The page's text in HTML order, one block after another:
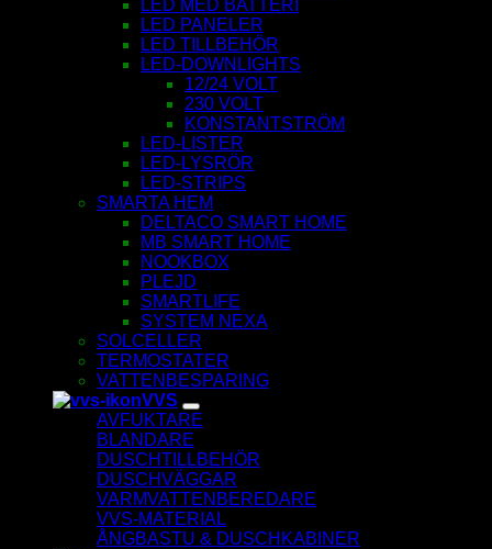
LED MED BATTERI
LED PANELER
LED TILLBEHÖR
LED-DOWNLIGHTS
12/24 VOLT
230 VOLT
KONSTANTSTRÖM
LED-LISTER
LED-LYSRÖR
LED-STRIPS
SMARTA HEM
DELTACO SMART HOME
MB SMART HOME
NOOKBOX
PLEJD
SMARTLIFE
SYSTEM NEXA
SOLCELLER
TERMOSTATER
VATTENBESPARING
VVS
AVFUKTARE
BLANDARE
DUSCHTILLBEHÖR
DUSCHVÄGGAR
VARMVATTENBEREDARE
VVS-MATERIAL
ÅNGBASTU & DUSCHKABINER